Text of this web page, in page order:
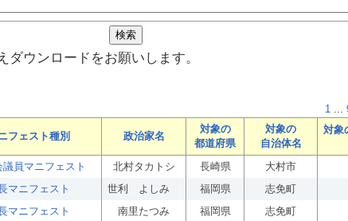
ダウンロードをお願いします。
1 ...
フェスト種別 政治家名
対象の
都道府県
対象の
自治体名
対象
議員マニフェスト 北村タカトシ 長崎県 大村市
マニフェスト 世利 よしみ 福岡県 志免町
マニフェスト 南里たつみ 福岡県 志免町